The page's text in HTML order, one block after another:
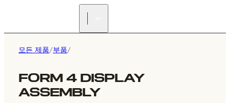
모든 제품/부품/
FORM 4 DISPLAY
ASSEMBLY